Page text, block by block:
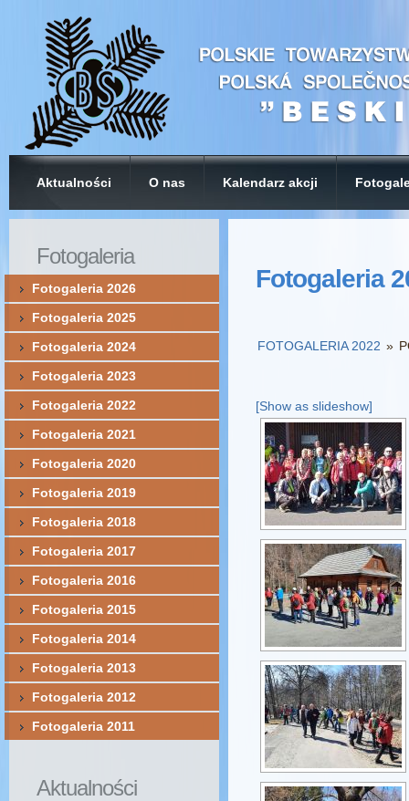
Aktualności O nas Kalendarz akcji
Fotogaleria
FOTOGALERIA 2022 »
[Show as slideshow]
Fotogaleria
Fotogaleria 2026
Fotogaleria 2025
Fotogaleria 2024
Fotogaleria 2023
Fotogaleria 2022
Fotogaleria 2021
Fotogaleria 2020
Fotogaleria 2019
Fotogaleria 2018
Fotogaleria 2017
Fotogaleria 2016
Fotogaleria 2015
Fotogaleria 2014
Fotogaleria 2013
Fotogaleria 2012
Fotogaleria 2011
Aktualności